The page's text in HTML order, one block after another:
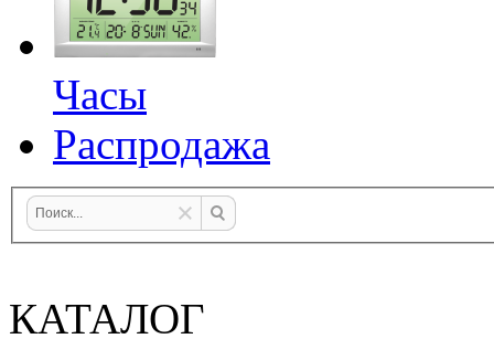
Часы
Распродажа
КАТАЛОГ